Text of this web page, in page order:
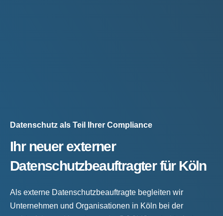
Datenschutz als Teil Ihrer Compliance
Ihr neuer externer
Datenschutzbeauftragter für Köln
Als externe Datenschutzbeauftragte begleiten wir
Unternehmen und Organisationen in Köln bei der